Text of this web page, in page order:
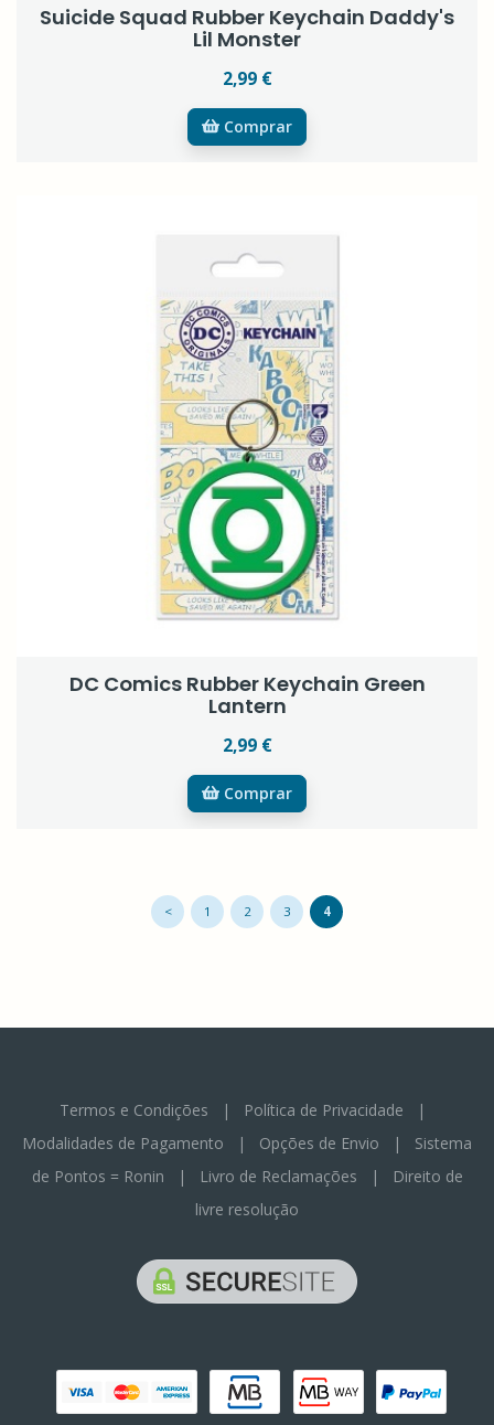
Suicide Squad Rubber Keychain Daddy's
Lil Monster
2,99 €
Comprar
DC Comics Rubber Keychain Green
Lantern
2,99 €
Comprar
< 1 2 3 4
Termos e Condições | Política de Privacidade |
Modalidades de Pagamento | Opções de Envio | Sistema
de Pontos = Ronin | Livro de Reclamações |
Direito de
livre resolução